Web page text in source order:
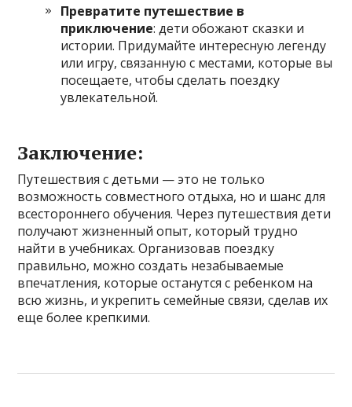
Превратите путешествие в
приключение: дети обожают сказки и
истории. Придумайте интересную легенду
или игру, связанную с местами, которые вы
посещаете, чтобы сделать поездку
увлекательной.
Заключение:
Путешествия с детьми — это не только
возможность совместного отдыха, но и шанс для
всестороннего обучения. Через путешествия дети
получают жизненный опыт, который трудно
найти в учебниках. Организовав поездку
правильно, можно создать незабываемые
впечатления, которые останутся с ребенком на
всю жизнь, и укрепить семейные связи, сделав их
еще более крепкими.